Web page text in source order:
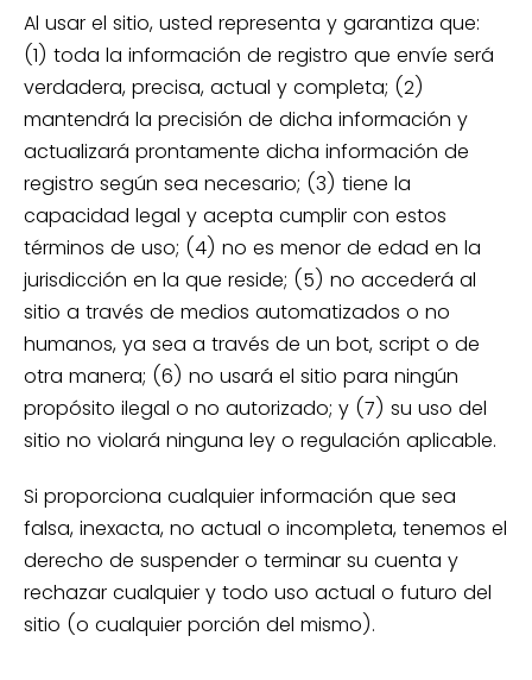
Al usar el sitio, usted representa y garantiza que:
(1) toda la información de registro que envíe será
verdadera, precisa, actual y completa; (2)
mantendrá la precisión de dicha información y
actualizará prontamente dicha información de
registro según sea necesario; (3) tiene la
capacidad legal y acepta cumplir con estos
términos de uso; (4) no es menor de edad en la
jurisdicción en la que reside; (5) no accederá al
sitio a través de medios automatizados o no
humanos, ya sea a través de un bot, script o de
otra manera; (6) no usará el sitio para ningún
propósito ilegal o no autorizado; y (7) su uso del
sitio no violará ninguna ley o regulación aplicable.
Si proporciona cualquier información que sea
falsa, inexacta, no actual o incompleta, tenemos el
derecho de suspender o terminar su cuenta y
rechazar cualquier y todo uso actual o futuro del
sitio (o cualquier porción del mismo).